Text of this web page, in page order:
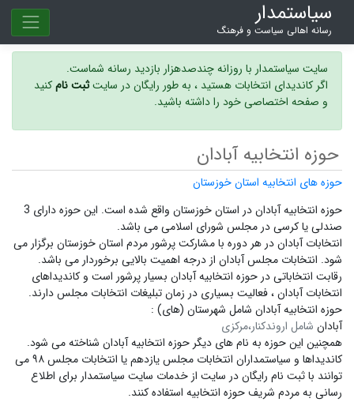
سیاستمدار
رسانه اهالی سیاست و فرهنگ
سایت سیاستمدار با روزانه چندصدهزار بازدید رسانه شماست.
اگر کاندیدای انتخابات هستید ، به طور رایگان در سایتثبت نامکنید
و صفحه اختصاصی خود را داشته باشید.
حوزه انتخابیه آبادان
حوزه های انتخابیه استان خوزستان
حوزه انتخابیه آبادان در استان خوزستان واقع شده است. این حوزه دارای 3
صندلی یا کرسی در مجلس شورای اسلامی می باشد.
انتخابات آبادان در هر دوره با مشارکت پرشور مردم استان خوزستان برگزار می
شود. انتخابات مجلس آبادان از درجه اهمیت بالایی برخوردار می باشد.
رقابت انتخاباتی در حوزه انتخابیه آبادان بسیار پرشور است و کاندیداهای
انتخابات آبادان ،فعالیت بسیاری در زمان تبلیغات انتخابات مجلس دارند.
حوزه انتخابیه آبادان شامل شهرستان (های) :
آبادان شامل اروندکنار،مرکزی
همچنین این حوزه به نام های دیگر حوزه انتخابیه آبادان شناخته می شود.
کاندیداها و سیاستمداران انتخابات مجلس یازدهم یا انتخابات مجلس ۹۸ می
توانند با ثبت نام رایگان در سایت از خدمات سایت سیاستمدار برای اطلاع
رسانی به مردم شریف حوزه انتخابیه استفاده کنند.